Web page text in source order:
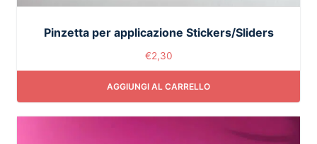
Pinzetta per applicazione Stickers/Sliders
€2,30
AGGIUNGI AL CARRELLO